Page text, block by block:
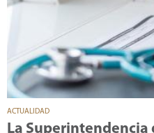
ACTUALIDAD
La Superintendencia